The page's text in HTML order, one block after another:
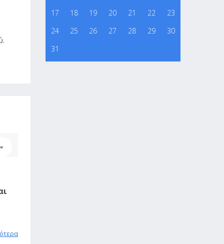
17
18 19 20 21 22
23
24
25 26 27 28 29
30
31